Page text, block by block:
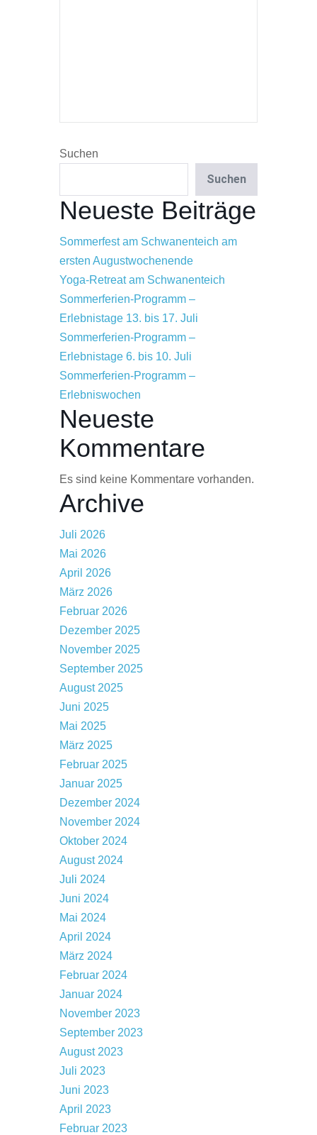
Suchen
Suchen
Neueste Beiträge
Sommerfest am Schwanenteich am
ersten Augustwochenende
Yoga-Retreat am Schwanenteich
Sommerferien-Programm –
Erlebnistage 13. bis 17. Juli
Sommerferien-Programm –
Erlebnistage 6. bis 10. Juli
Sommerferien-Programm –
Erlebniswochen
Neueste
Kommentare
Es sind keine Kommentare vorhanden.
Archive
Juli 2026
Mai 2026
April 2026
März 2026
Februar 2026
Dezember 2025
November 2025
September 2025
August 2025
Juni 2025
Mai 2025
März 2025
Februar 2025
Januar 2025
Dezember 2024
November 2024
Oktober 2024
August 2024
Juli 2024
Juni 2024
Mai 2024
April 2024
März 2024
Februar 2024
Januar 2024
November 2023
September 2023
August 2023
Juli 2023
Juni 2023
April 2023
Februar 2023